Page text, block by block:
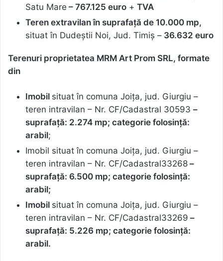
Satu Mare – 767.125 euro + TVA
Teren extravilan în suprafață de 10.000 mp,
situat în Dudeștii Noi, Jud. Timiș – 36.632 euro
Terenuri proprietatea MRM Art Prom SRL, formate
din
Imobil situat în comuna Joița, jud. Giurgiu –
teren intravilan – Nr. CF/Cadastral 30593 –
suprafață: 2.274 mp; categorie folosință:
arabil;
Imobil situat în comuna Joița, jud. Giurgiu –
teren intravilan – Nr. CF/Cadastral33268 –
suprafață: 6.500 mp; categorie folosință:
arabil;
Imobil situat în comuna Joița, jud. Giurgiu –
teren intravilan – Nr. CF/Cadastral33269 –
suprafață: 5.226 mp; categorie folosință:
arabil.